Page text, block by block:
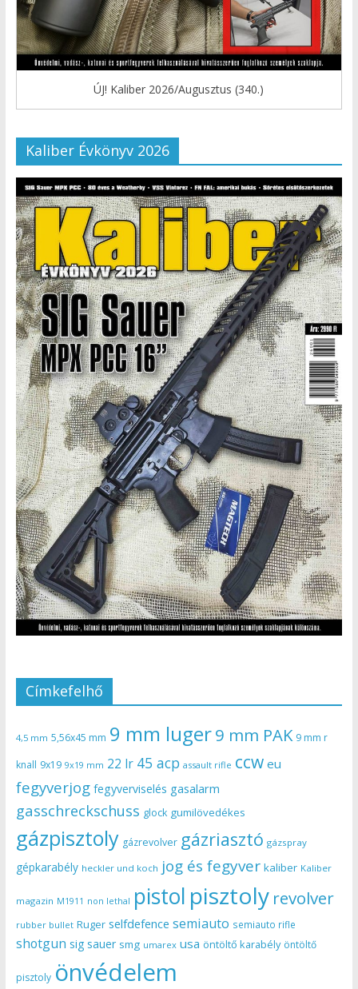
ÚJ! Kaliber 2026/Augusztus (340.)
Kaliber Évkönyv 2026
Címkefelhő
4,5 mm 5,56x45 mm 9 mm luger9 mm PAK 9 mm r
knall 9x19 9x19 mm 22 lr 45 acp assault rifle ccw eu
fegyverjog fegyverviselés gasalarm
gasschreckschuss glock gumilövedékes
gázpisztoly gázrevolver gázriasztó gázspray
gépkarabély heckler und koch jog és fegyver kaliber Kaliber
magazin M1911 non lethal pistol pisztoly revolver
rubber bullet Ruger selfdefence semiauto semiauto rifle
shotgun sig sauer smg umarex usa öntöltő karabély öntöltő
pisztoly önvédelem